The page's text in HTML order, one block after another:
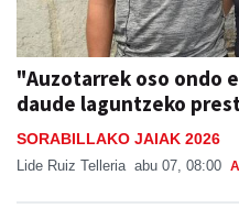
"Auzotarrek oso ondo
daude laguntzeko
SORABILLAKO JAIAK 2026
Lide Ruiz Telleria abu 07, 08:00